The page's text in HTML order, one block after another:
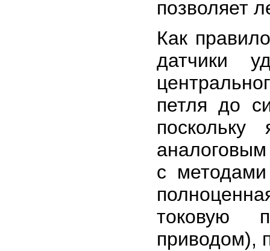
позволяет
Как
датчики
петля до
поскольку
с
токовую
приводом),